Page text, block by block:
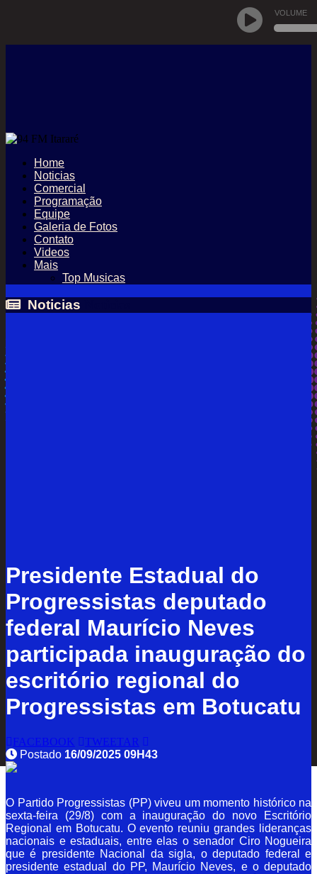
VOLUME
Home
Noticias
Comercial
Programação
Equipe
Galeria de Fotos
Contato
Videos
Mais
Top Musicas
Noticias
Presidente Estadual do
Progressistas deputado
federal Maurício Neves
participada inauguração do
escritório regional do
Progressistas em Botucatu
FACEBOOK
TWEETAR
Postado 16/09/2025 09H43
O Partido Progressistas (PP) viveu um momento histórico na
sexta-feira (29/8) com a inauguração do novo Escritório
Regional em Botucatu. O evento reuniu grandes lideranças
nacionais e estaduais, entre elas o senador Ciro Nogueira
que é presidente Nacional da sigla, o deputado federal e
presidente estadual do PP, Maurício Neves, e o deputado